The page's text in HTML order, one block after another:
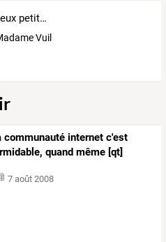
vuilleblog - deux petits lausannois à Shanghai et alentours
Vuille
communauté internet c'est
quand même [qt]
7 août 2008